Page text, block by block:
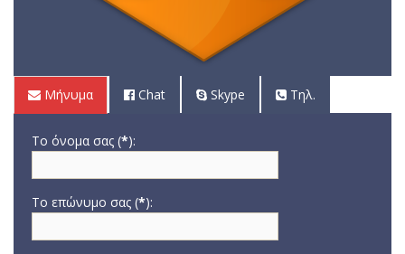
Μήνυμα Chat Skype Τηλ.
Το όνομα σας (*):
Το επώνυμο σας (*):